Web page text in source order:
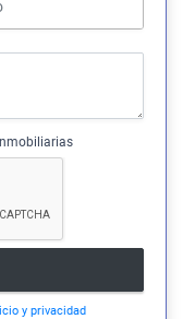
y privacidad